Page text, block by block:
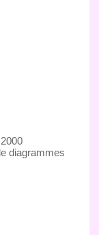
diagrammes